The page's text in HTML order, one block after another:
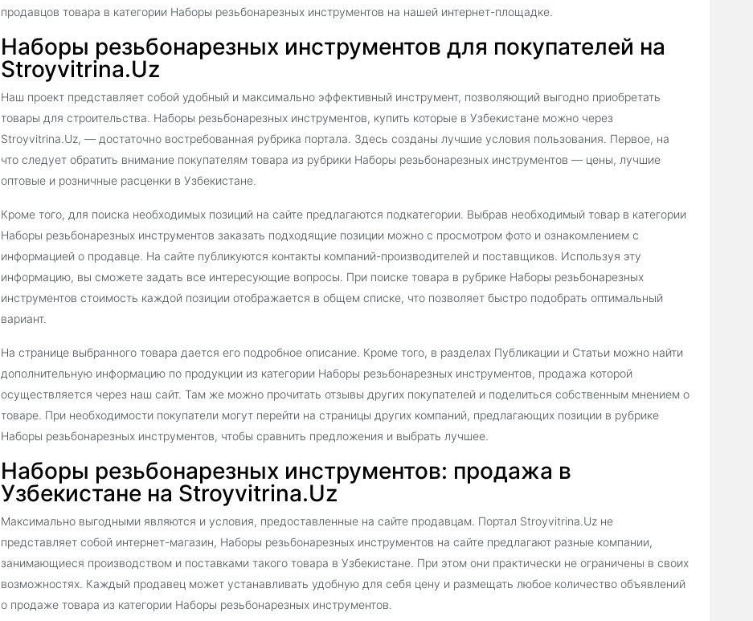
продавцов товара в категории Наборы резьбонарезных инструментов на нашей интернет-площадке.
Наборы резьбонарезных инструментов для покупателей на
Stroyvitrina.Uz
Наш проект представляет собой удобный и максимально эффективный инструмент, позволяющий выгодно приобретать
товары для строительства. Наборы резьбонарезных инструментов, купить которые в Узбекистане можно через
Stroyvitrina.Uz, — достаточно востребованная рубрика портала. Здесь созданы лучшие условия пользования. Первое, на
что следует обратить внимание покупателям товара из рубрики Наборы резьбонарезных инструментов — цены, лучшие
оптовые и розничные расценки в Узбекистане.
Кроме того, для поиска необходимых позиций на сайте предлагаются подкатегории. Выбрав необходимый товар в категории
Наборы резьбонарезных инструментов заказать подходящие позиции можно с просмотром фото и ознакомлением с
информацией о продавце. На сайте публикуются контакты компаний-производителей и поставщиков. Используя эту
информацию, вы сможете задать все интересующие вопросы. При поиске товара в рубрике Наборы резьбонарезных
инструментов стоимость каждой позиции отображается в общем списке, что позволяет быстро подобрать оптимальный
вариант.
На странице выбранного товара дается его подробное описание. Кроме того, в разделах Публикации и Статьи можно найти
дополнительную информацию по продукции из категории Наборы резьбонарезных инструментов, продажа которой
осуществляется через наш сайт. Там же можно прочитать отзывы других покупателей и поделиться собственным мнением о
товаре. При необходимости покупатели могут перейти на страницы других компаний, предлагающих позиции в рубрике
Наборы резьбонарезных инструментов, чтобы сравнить предложения и выбрать лучшее.
Наборы резьбонарезных инструментов: продажа в
Узбекистане на Stroyvitrina.Uz
Максимально выгодными являются и условия, предоставленные на сайте продавцам. Портал Stroyvitrina.Uz не
представляет собой интернет-магазин, Наборы резьбонарезных инструментов на сайте предлагают разные компании,
занимающиеся производством и поставками такого товара в Узбекистане. При этом они практически не ограничены в своих
возможностях. Каждый продавец может устанавливать удобную для себя цену и размещать любое количество объявлений
о продаже товара из категории Наборы резьбонарезных инструментов.